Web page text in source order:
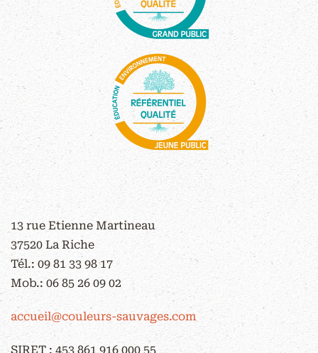
CONTACT
13 rue Etienne Martineau
37520 La Riche
Tél.: 09 81 33 98 17
Mob.:06 85 26 09 02
accueil@couleurs-sauvages.com
SIRET : 453 861 916 000 55